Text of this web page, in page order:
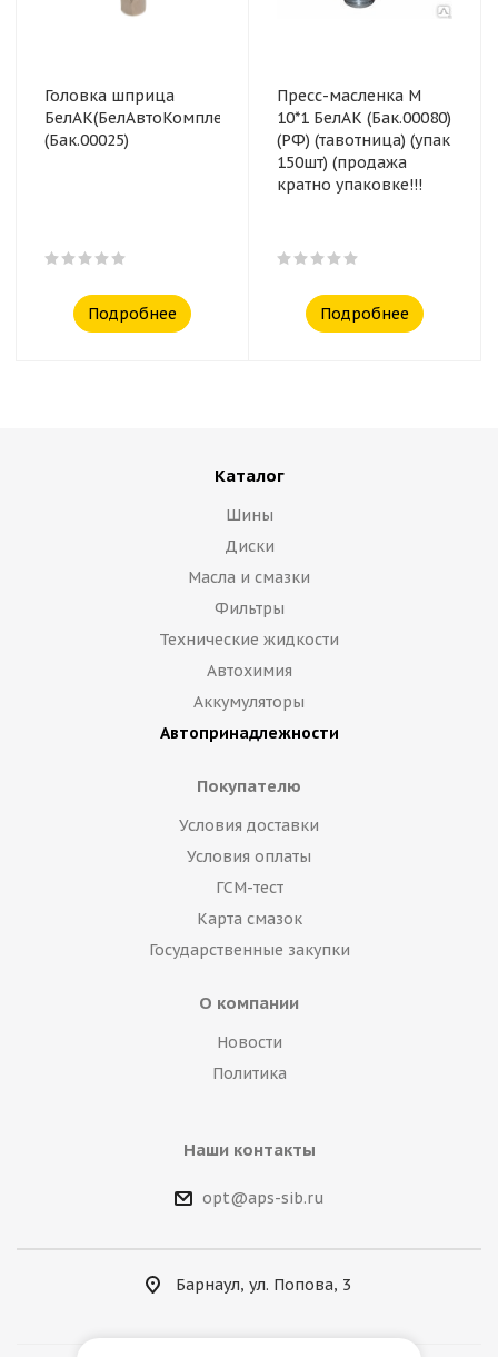
Головка шприца
БелАК(БелАвтоКомплект)
(Бак.00025)
Подробнее
Пресс-масленка М
10*1 БелАК (Бак.00080)
(РФ) (тавотница) (упак
150шт) (продажа
кратно упаковке!!!
Подробнее
Каталог
Шины
Диски
Масла и смазки
Фильтры
Технические жидкости
Автохимия
Аккумуляторы
Автопринадлежности
Покупателю
Условия доставки
Условия оплаты
ГСМ-тест
Карта смазок
Государственные закупки
О компании
Новости
Политика
Наши контакты
opt@aps-sib.ru
Барнаул, ул. Попова, 3